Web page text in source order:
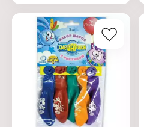
оттенок цвета. Ассорти
из 6-7 цветов.
Характеристики:
Торговая марка: Веселая
затея
Артикул: 1103-1913
Тип товара: Воздушные
шары
Вариация: с рисунком
Дизайн: "Поздравляем С